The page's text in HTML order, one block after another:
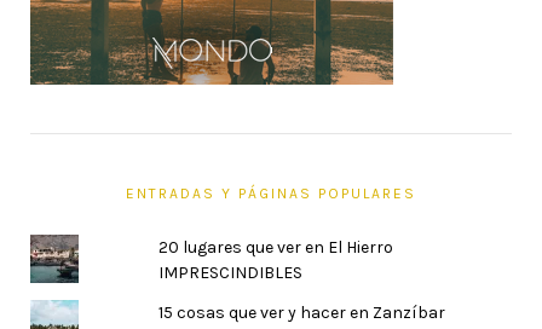
ENTRADAS Y PÁGINAS POPULARES
20 lugares que ver en El Hierro
IMPRESCINDIBLES
15 cosas que ver y hacer en Zanzíbar